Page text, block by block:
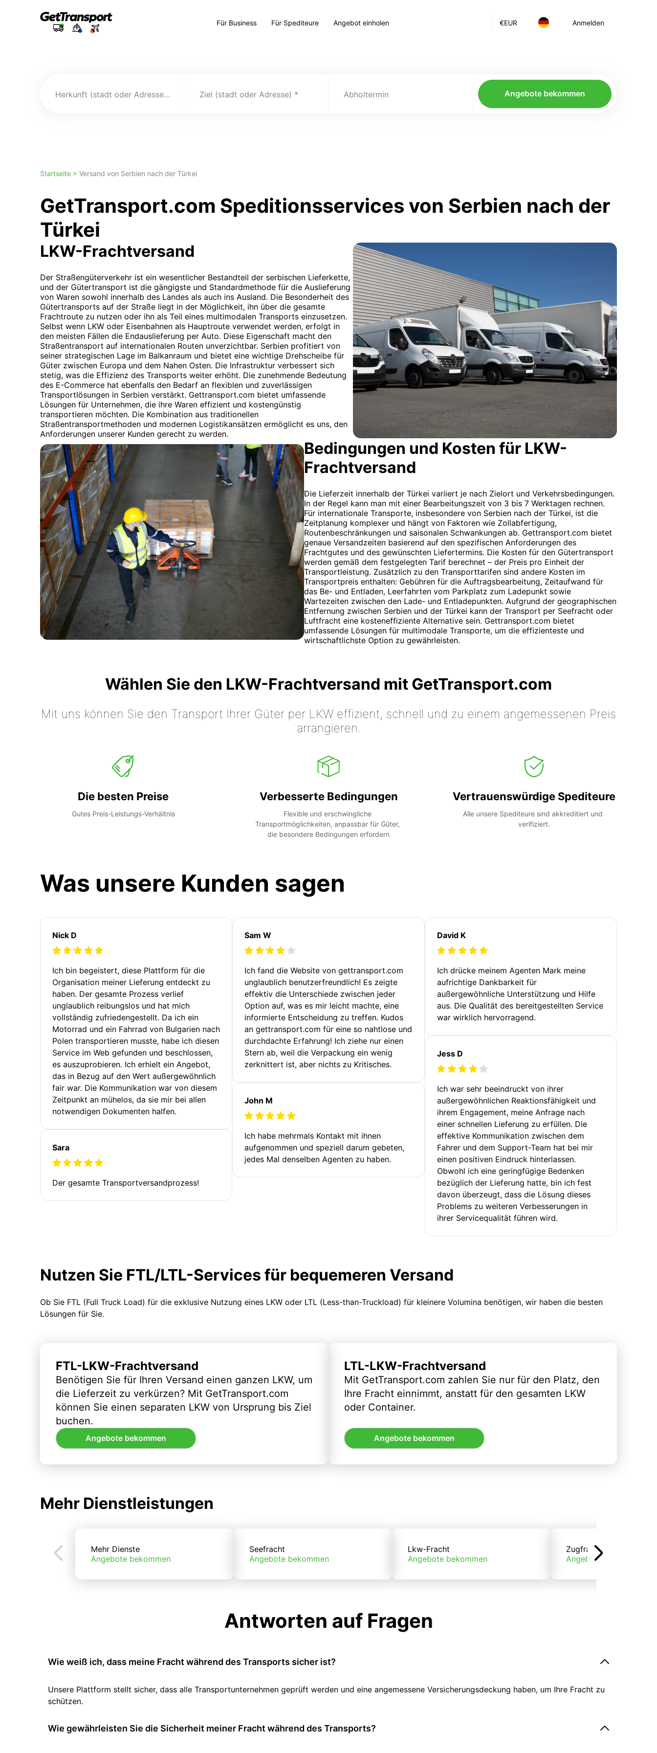
€EUR Anmelden
Für Business Für Spediteure Angebot einholen
Herkunft (stadt oder Adresse) Ziel (stadt oder Adresse) Abholtermin Angebote bekommen
Startseite > Versand von Serbien nach der Türkei
GetTransport.com Speditionsservices von Serbien nach der
Türkei
LKW-Frachtversand
Der Straßengüterverkehr ist ein wesentlicher Bestandteil der serbischen Lieferkette,
und der Gütertransport ist die gängigste und Standardmethode für die Auslieferung
von Waren sowohl innerhalb des Landes als auch ins Ausland. Die Besonderheit des
Gütertransports auf der Straße liegt in der Möglichkeit, ihn über die gesamte
Frachtroute zu nutzen oder ihn als Teil eines multimodalen Transports einzusetzen.
Selbst wenn LKW oder Eisenbahnen als Hauptroute verwendet werden, erfolgt in
den meisten Fällen die Endauslieferung per Auto. Diese Eigenschaft macht den
Straßentransport auf internationalen Routen unverzichtbar. Serbien profitiert von
seiner strategischen Lage im Balkanraum und bietet eine wichtige Drehscheibe für
Güter zwischen Europa und dem Nahen Osten. Die Infrastruktur verbessert sich
stetig, was die Effizienz des Transports weiter erhöht. Die zunehmende Bedeutung
des E-Commerce hat ebenfalls den Bedarf an flexiblen und zuverlässigen
Transportlösungen in Serbien verstärkt. Gettransport.com bietet umfassende
Lösungen für Unternehmen, die ihre Waren effizient und kostengünstig
transportieren möchten. Die Kombination aus traditionellen
Straßentransportmethoden und modernen Logistikansätzen ermöglicht es uns, den
Anforderungen unserer Kunden gerecht zu werden.
Bedingungen und Kosten für LKW-
Frachtversand
Die Lieferzeit innerhalb der Türkei variiert je nach Zielort und Verkehrsbedingungen.
In der Regel kann man mit einer Bearbeitungszeit von 3 bis 7 Werktagen rechnen.
Für internationale Transporte, insbesondere von Serbien nach der Türkei, ist die
Zeitplanung komplexer und hängt von Faktoren wie Zollabfertigung,
Routenbeschränkungen und saisonalen Schwankungen ab. Gettransport.com bietet
genaue Versandzeiten basierend auf den spezifischen Anforderungen des
Frachtgutes und des gewünschten Liefertermins. Die Kosten für den Gütertransport
werden gemäß dem festgelegten Tarif berechnet – der Preis pro Einheit der
Transportleistung. Zusätzlich zu den Transporttarifen sind andere Kosten im
Transportpreis enthalten: Gebühren für die Auftragsbearbeitung, Zeitaufwand für
das Be- und Entladen, Leerfahrten vom Parkplatz zum Ladepunkt sowie
Wartezeiten zwischen den Lade- und Entladepunkten. Aufgrund der geographischen
Entfernung zwischen Serbien und der Türkei kann der Transport per Seefracht oder
Luftfracht eine kosteneffiziente Alternative sein. Gettransport.com bietet
umfassende Lösungen für multimodale Transporte, um die effizienteste und
wirtschaftlichste Option zu gewährleisten.
Wählen Sie den LKW-Frachtversand mit GetTransport.com
Mit uns können Sie den Transport Ihrer Güter per LKW effizient, schnell und zu einem angemessenen Preis
arrangieren.
Die besten Preise
Gutes Preis-Leistungs-Verhältnis
Verbesserte Bedingungen
Flexible und erschwingliche
Transportmöglichkeiten, anpassbar für Güter,
die besondere Bedingungen erfordern
Vertrauenswürdige Spediteure
Alle unsere Spediteure sind akkreditiert und
verifiziert.
Was unsere Kunden sagen
Nick D
Ich bin begeistert, diese Plattform für die
Organisation meiner Lieferung entdeckt zu
haben. Der gesamte Prozess verlief
unglaublich reibungslos und hat mich
vollständig zufriedengestellt. Da ich ein
Motorrad und ein Fahrrad von Bulgarien nach
Polen transportieren musste, habe ich diesen
Service im Web gefunden und beschlossen,
es auszuprobieren. Ich erhielt ein Angebot,
das in Bezug auf den Wert außergewöhnlich
fair war. Die Kommunikation war von diesem
Zeitpunkt an mühelos, da sie mir bei allen
notwendigen Dokumenten halfen.
Sara
Der gesamte Transportversandprozess!
Sam W
Ich fand die Website von gettransport.com
unglaublich benutzerfreundlich! Es zeigte
effektiv die Unterschiede zwischen jeder
Option auf, was es mir leicht machte, eine
informierte Entscheidung zu treffen. Kudos
an gettransport.com für eine so nahtlose und
durchdachte Erfahrung! Ich ziehe nur einen
Stern ab, weil die Verpackung ein wenig
zerknittert ist, aber nichts zu Kritisches.
John M
Ich habe mehrmals Kontakt mit ihnen
aufgenommen und speziell darum gebeten,
jedes Mal denselben Agenten zu haben.
David K
Ich drücke meinem Agenten Mark meine
aufrichtige Dankbarkeit für
außergewöhnliche Unterstützung und Hilfe
aus. Die Qualität des bereitgestellten Service
war wirklich hervorragend.
Jess D
Ich war sehr beeindruckt von ihrer
außergewöhnlichen Reaktionsfähigkeit und
ihrem Engagement, meine Anfrage nach
einer schnellen Lieferung zu erfüllen. Die
effektive Kommunikation zwischen dem
Fahrer und dem Support-Team hat bei mir
einen positiven Eindruck hinterlassen.
Obwohl ich eine geringfügige Bedenken
bezüglich der Lieferung hatte, bin ich fest
davon überzeugt, dass die Lösung dieses
Problems zu weiteren Verbesserungen in
ihrer Servicequalität führen wird.
Nutzen Sie FTL/LTL-Services für bequemeren Versand
Ob Sie FTL (Full Truck Load) für die exklusive Nutzung eines LKW oder LTL (Less-than-Truckload) für kleinere Volumina benötigen, wir haben die besten
Lösungen für Sie.
FTL-LKW-Frachtversand
Benötigen Sie für Ihren Versand einen ganzen LKW, um
die Lieferzeit zu verkürzen? Mit GetTransport.com
können Sie einen separaten LKW von Ursprung bis Ziel
buchen.
Angebote bekommen
LTL-LKW-Frachtversand
Mit GetTransport.com zahlen Sie nur für den Platz, den
Ihre Fracht einnimmt, anstatt für den gesamten LKW
oder Container.
Angebote bekommen
Mehr Dienstleistungen
Mehr Dienste
Angebote bekommen
Seefracht
Angebote bekommen
Lkw-Fracht
Angebote bekommen
Zugfracht
Angebote bekommen
Antworten auf Fragen
Wie weiß ich, dass meine Fracht während des Transports sicher ist?
Unsere Plattform stellt sicher, dass alle Transportunternehmen geprüft werden und eine angemessene Versicherungsdeckung haben, um Ihre Fracht zu
schützen.
Wie gewährleisten Sie die Sicherheit meiner Fracht während des Transports?